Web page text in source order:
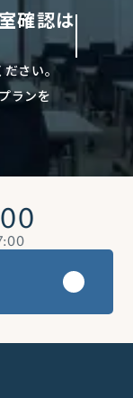
確認は
さい。
ランを